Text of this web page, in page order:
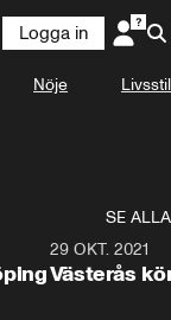
Logga in
Nöje Livsstil
SE ALLA
29 OKT. 2021
Västerås